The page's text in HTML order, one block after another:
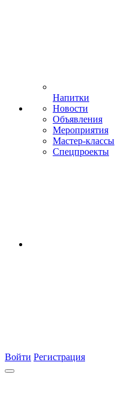
Напитки
Новости
Объявления
Мероприятия
Мастер-классы
Спецпроекты
Войти Регистрация